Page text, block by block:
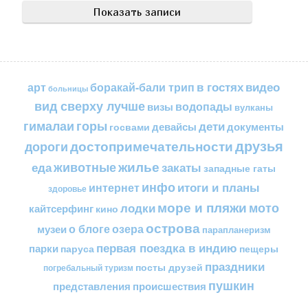
арт больницы боракай-бали трип в гостяхвидео
вид сверху лучшевизы водопады вулканы
гималаи горы госвами девайсы детидокументы
дорогидостопримечательностидрузья
едаживотныежильезакаты западные гаты
здоровье интернетинфоитоги и планы
кайтсерфинг кино лодкиморе и пляжимото
музеи о блогеозераострова парапланеризм
парки паруса первая поездка в индию пещеры
погребальный туризм посты друзей праздники
представления происшествия пушкин